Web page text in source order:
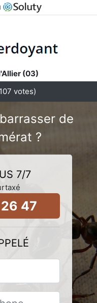
(03)
107 votes)
de
?
7/7
47